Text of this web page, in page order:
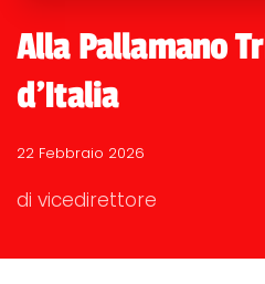
Alla Pallamano
d'Italia
22 Febbraio 2026
di vicedirettore